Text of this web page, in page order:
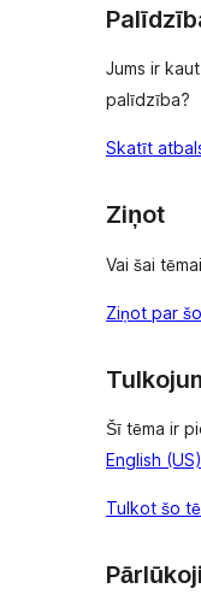
Jums ir
palīdzība?
Skatīt
Ziņot
Vai šai
Ziņot par
Šī tēma ir
English (US)
Tulkot šo